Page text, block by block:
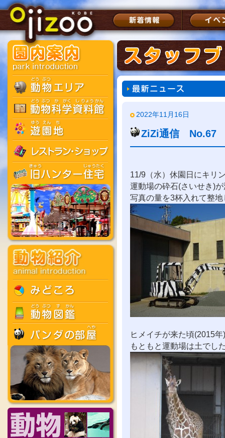
2022年11月16日
ZiZi通信 No.67
11/9（水）休園日にキリ
運動場の砕石(さいせき)
写真の量を3杯入れて整
ヒメイチが来た頃(2015
もともと運動場は土でし